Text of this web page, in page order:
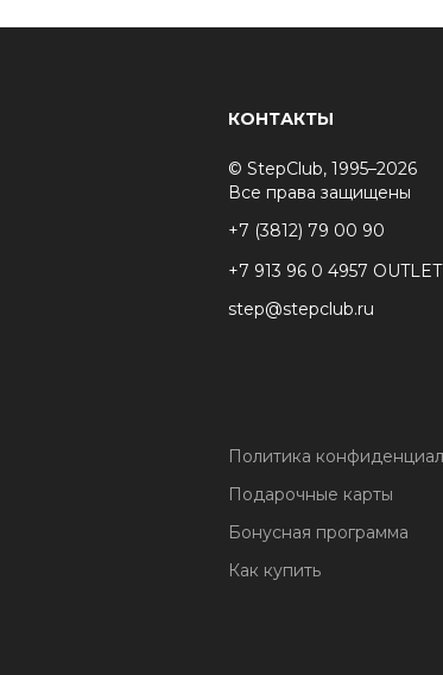
КОНТАКТЫ
© StepClub, 1995–2026
Все права защищены
+7 (3812) 79 00 90
+7 913 96 0 4957 OUTLET
step@stepclub.ru
Политика
Подарочные карты
Бонусная программа
Как купить